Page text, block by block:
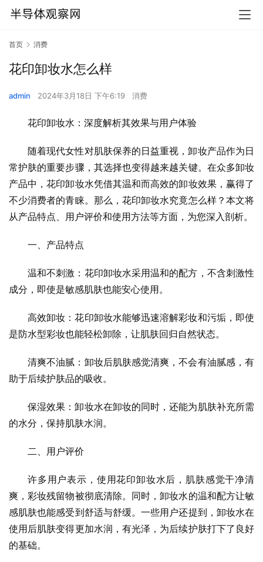
首页 消费
花印卸妆水怎么样
admin 2024年3月18日 下午6:19 消费
花印卸妆水：深度解析其效果与用户体验
随着现代女性对肌肤保养的日益重视，卸妆产品作为日
常护肤的重要步骤，其选择也变得越来越关键。在众多卸妆
产品中，花印卸妆水凭借其温和而高效的卸妆效果，赢得了
不少消费者的青睐。那么，花印卸妆水究竟怎么样？本文将
从产品特点、用户评价和使用方法等方面，为您深入剖析。
一、产品特点
温和不刺激：花印卸妆水采用温和的配方，不含刺激性
成分，即使是敏感肌肤也能安心使用。
高效卸妆：花印卸妆水能够迅速溶解彩妆和污垢，即使
是防水型彩妆也能轻松卸除，让肌肤回归自然状态。
清爽不油腻：卸妆后肌肤感觉清爽，不会有油腻感，有
助于后续护肤品的吸收。
保湿效果：卸妆水在卸妆的同时，还能为肌肤补充所需
的水分，保持肌肤水润。
二、用户评价
许多用户表示，使用花印卸妆水后，肌肤感觉干净清
爽，彩妆残留物被彻底清除。同时，卸妆水的温和配方让敏
感肌肤也能感受到舒适与舒缓。一些用户还提到，卸妆水在
使用后肌肤变得更加水润，有光泽，为后续护肤打下了良好
的基础。